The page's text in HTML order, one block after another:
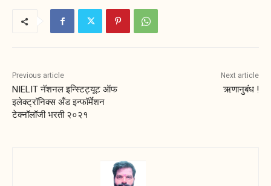
Previous article
NIELIT नॅशनल इन्स्टिट्यूट ऑफ
इलेक्ट्रॉनिक्स अँड इन्फॉर्मेशन
टेक्नॉलॉजी भरती २०२१
Next article
ऋणानुबंध !